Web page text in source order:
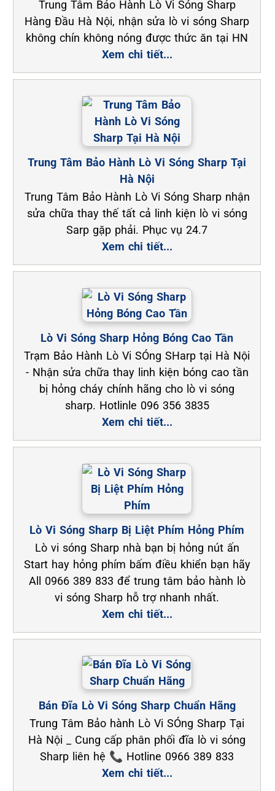
Trung Tâm Bảo Hành Lò Vi Sóng Sharp
Hàng Đầu Hà Nội, nhận sửa lò vi sóng Sharp
không chín không nóng được thức ăn tại HN
Xem chi tiết...
Trung Tâm Bảo Hành Lò Vi Sóng Sharp Tại
Hà Nội
Trung Tâm Bảo Hành Lò Vi Sóng Sharp nhận
sửa chữa thay thế tất cả linh kiện lò vi sóng
Sarp gặp phải. Phục vụ 24.7
Xem chi tiết...
Lò Vi Sóng Sharp Hỏng Bóng Cao Tần
Trạm Bảo Hành Lò Vi SÓng SHarp tại Hà Nội
- Nhận sửa chữa thay linh kiện bóng cao tần
bị hỏng cháy chính hãng cho lò vi sóng
sharp. Hotlinle 096 356 3835
Xem chi tiết...
Lò Vi Sóng Sharp Bị Liệt Phím Hỏng Phím
Lò vi sóng Sharp nhà bạn bị hỏng nút ấn
Start hay hỏng phím bấm điều khiển bạn hãy
All 0966 389 833 để trung tâm bảo hành lò
vi sóng Sharp hỗ trợ nhanh nhất.
Xem chi tiết...
Bán Đĩa Lò Vi Sóng Sharp Chuẩn Hãng
Trung Tâm Bảo hành Lò Vi SÓng Sharp Tại
Hà Nội _ Cung cấp phân phối đĩa lò vi sóng
Sharp liên hệ 📞 Hotline 0966 389 833
Xem chi tiết...